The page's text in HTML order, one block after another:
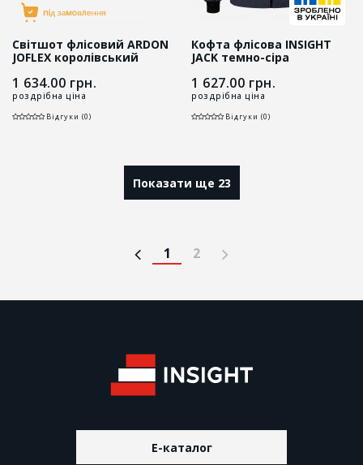
Світшот флісовий ARDON
JOFLEX королівський
1 634.00 грн.
роздрібна ціна
Відгуки (0)
Кофта флісова INSIGHT
JACK темно-сіра
1 627.00 грн.
роздрібна ціна
Відгуки (0)
Показати ще 23
1 2
E-каталог